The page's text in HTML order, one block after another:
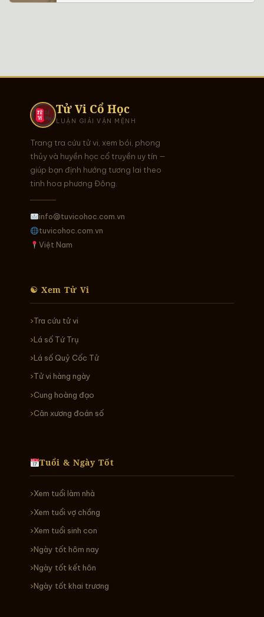
Tử Vi Cổ Học
LUẬN GIẢI VẬN MỆNH
Trang tra cứu tử vi, xem bói, phong
thủy và huyền học cổ truyền uy tín —
giúp bạn định hướng tương lai theo
tinh hoa phương Đông.
info@tuvicohoc.com.vn
tuvicohoc.com.vn
Việt Nam
☯ Xem Tử Vi
Tra cứu tử vi
Lá số Tứ Trụ
Lá số Quỷ Cốc Tử
Tử vi hàng ngày
Cung hoàng đạo
Cân xương đoán số
Tuổi & Ngày Tốt
Xem tuổi làm nhà
Xem tuổi vợ chồng
Xem tuổi sinh con
Ngày tốt hôm nay
Ngày tốt kết hôn
Ngày tốt khai trương